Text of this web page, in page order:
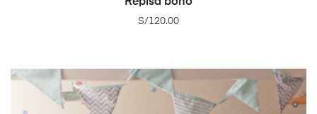
S/120.00